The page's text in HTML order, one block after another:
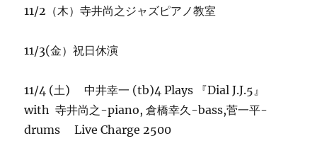
11/2（木）寺井尚之ジャズピアノ教室
11/3(金）祝日休演
11/4 (土) 中井幸一 (tb)4 Plays 『Dial J.J.5』
with 寺井尚之-piano, 倉橋幸久-bass,菅一平-
drums Live Charge 2500